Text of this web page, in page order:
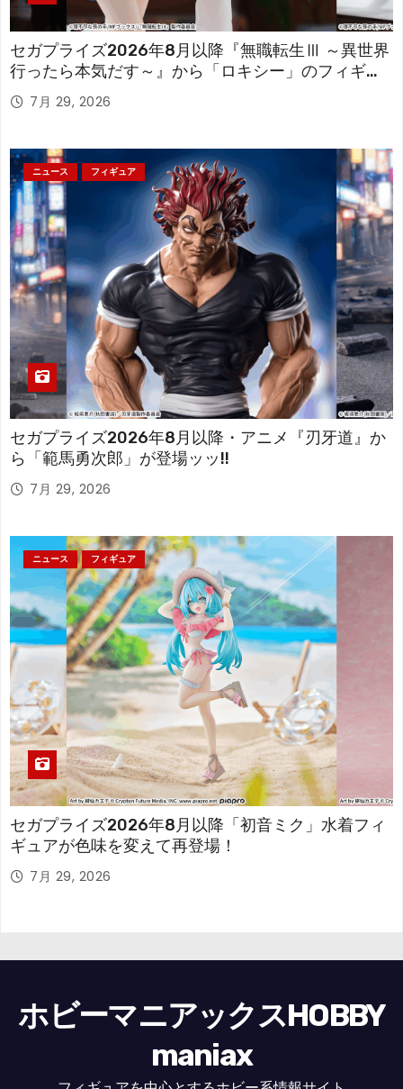
セガプライズ2026年8月以降『無職転生Ⅲ ～異世界
行ったら本気だす～』から「ロキシー」のフィギュ
アが登場！
7月 29, 2026
ニュース フィギュア
セガプライズ2026年8月以降・アニメ『刃牙道』か
ら「範馬勇次郎」が登場ッッ!!
7月 29, 2026
ニュース フィギュア
セガプライズ2026年8月以降「初音ミク」水着フィ
ギュアが色味を変えて再登場！
7月 29, 2026
ホビーマニアックスHOBBY
maniax